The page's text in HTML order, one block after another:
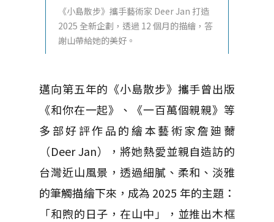
《小島散步》攜手藝術家 Deer Jan 打造
2025 全新企劃，透過 12 個月的描繪，答
謝山帶給她的美好。
邁向第五年的《小島散步》攜手曾出版
《和你在一起》、《一百萬個親親》等
多部好評作品的繪本藝術家詹廸薾
（Deer Jan），將她熱愛並親自造訪的
台灣近山風景，透過細膩、柔和、淡雅
的筆觸描繪下來，成為 2025 年的主題：
「和煦的日子，在山中」，並推出木框